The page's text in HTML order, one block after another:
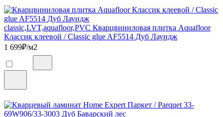
classic,LVT,aquafloor,PVC Кварцвиниловая плитка Aquafloor
Классик клеевой / Classic glue AF5514 Дуб Лаундж
1 699₽/м2